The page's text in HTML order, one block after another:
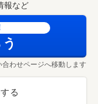
報など
合わせページへ移動します
る